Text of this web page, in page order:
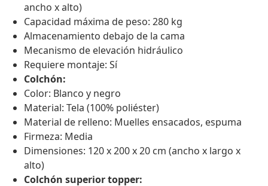
ancho x alto)
Capacidad máxima de peso: 280 kg
Almacenamiento debajo de la cama
Mecanismo de elevación hidráulico
Requiere montaje: Sí
Colchón:
Color: Blanco y negro
Material: Tela (100% poliéster)
Material de relleno: Muelles ensacados, espuma
Firmeza: Media
Dimensiones: 120 x 200 x 20 cm (ancho x largo x
alto)
Colchón superior topper: